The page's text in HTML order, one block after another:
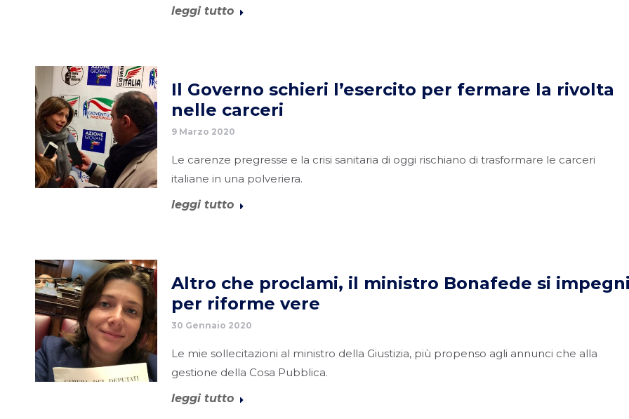
leggi tutto
Il Governo schieri l’esercito per fermare la rivolta
nelle carceri
9 Marzo 2020
Le carenze pregresse e la crisi sanitaria di oggi rischiano di trasformare le carceri
italiane in una polveriera.
leggi tutto
Altro che proclami, il ministro Bonafede si impegni
per riforme vere
30 Gennaio 2020
Le mie sollecitazioni al ministro della Giustizia, più propenso agli annunci che alla
gestione della Cosa Pubblica.
leggi tutto